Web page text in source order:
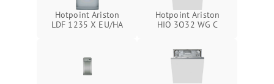
Hotpoint Ariston
LDF 1235 X EU/HA
Hotpoint Ariston
HIO 3O32 WG C